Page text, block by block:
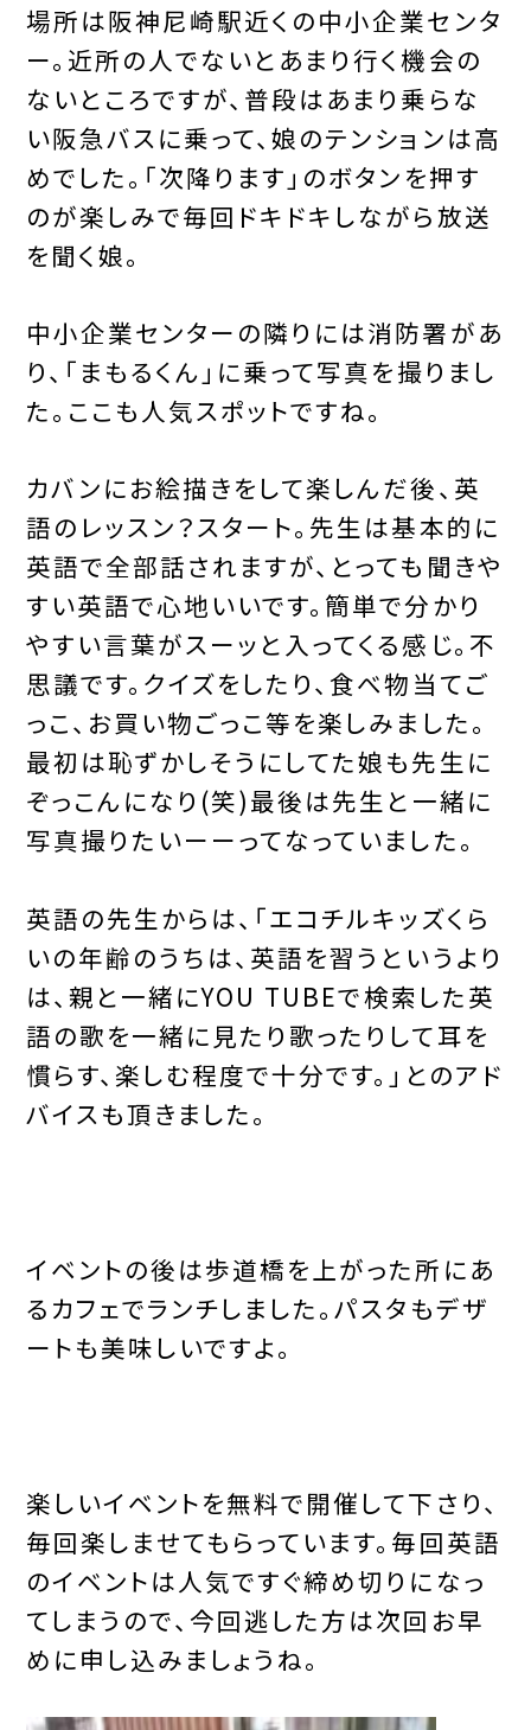
場所は阪神尼崎駅近くの中小企業センタ
ー。近所の人でないとあまり行く機会の
ないところですが、普段はあまり乗らな
い阪急バスに乗って、娘のテンションは高
めでした。「次降ります」のボタンを押す
のが楽しみで毎回ドキドキしながら放送
を聞く娘。
中小企業センターの隣りには消防署があ
り、「まもるくん」に乗って写真を撮りまし
た。ここも人気スポットですね。
カバンにお絵描きをして楽しんだ後、英
語のレッスン？スタート。先生は基本的に
英語で全部話されますが、とっても聞きや
すい英語で心地いいです。簡単で分かり
やすい言葉がスーッと入ってくる感じ。不
思議です。クイズをしたり、食べ物当てご
っこ、お買い物ごっこ等を楽しみました。
最初は恥ずかしそうにしてた娘も先生に
ぞっこんになり(笑)最後は先生と一緒に
写真撮りたいーーってなっていました。
英語の先生からは、「エコチルキッズくら
いの年齢のうちは、英語を習うというより
は、親と一緒にYOU TUBEで検索した英
語の歌を一緒に見たり歌ったりして耳を
慣らす、楽しむ程度で十分です。」とのアド
バイスも頂きました。
イベントの後は歩道橋を上がった所にあ
るカフェでランチしました。パスタもデザ
ートも美味しいですよ。
楽しいイベントを無料で開催して下さり、
毎回楽しませてもらっています。毎回英語
のイベントは人気ですぐ締め切りになっ
てしまうので、今回逃した方は次回お早
めに申し込みましょうね。